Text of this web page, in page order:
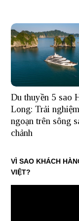
Du thuyền 5 sao
Long: Trải
ngoạn trên sông
chảnh
VÌ SAO KHÁCH
VIỆT?